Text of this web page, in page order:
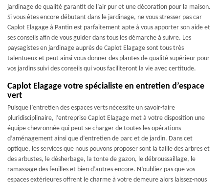
jardinage de qualité garantit de l’air pur et une décoration pour la maison.
Si vous êtes encore débutant dans le jardinage, ne vous stresser pas car
Caplot Elagage à Pantin est parfaitement apte à vous apporter son aide et
ses conseils afin de vous guider dans tous les démarche à suivre. Les
paysagistes en jardinage auprès de Caplot Elagage sont tous très
talentueux et peut ainsi vous donner des plantes de qualité supérieur pour
vos jardins suivi des conseils qui vous faciliteront la vie avec certitude.
Caplot Elagage votre spécialiste en entretien d’espace
vert
Puisque l’entretien des espaces verts nécessite un savoir-faire
pluridisciplinaire, l’entreprise Caplot Elagage met à votre disposition une
équipe chevronnée qui peut se charger de toutes les opérations
d’aménagement ainsi que d’entretien de parc et de jardin. Dans cet
optique, les services que nous pouvons proposer sont la taille des arbres et
des arbustes, le désherbage, la tonte de gazon, le débroussaillage, le
ramassage des feuilles et bien d’autres encore. N’oubliez pas que vos
espaces extérieures offrent le charme à votre demeure alors laissez-nous